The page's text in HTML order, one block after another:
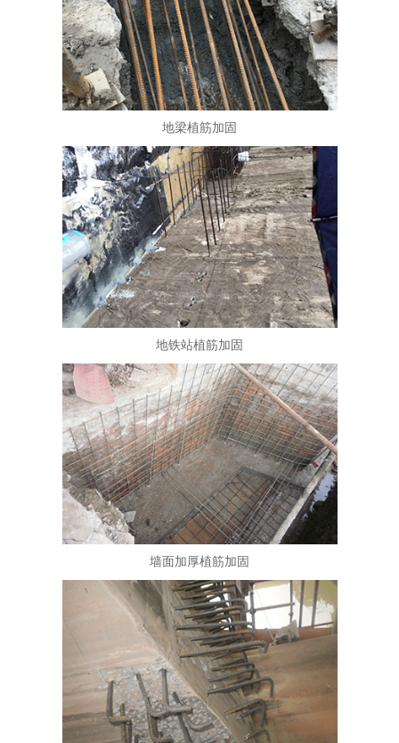
地梁植筋加固
地铁站植筋加固
墙面加厚植筋加固